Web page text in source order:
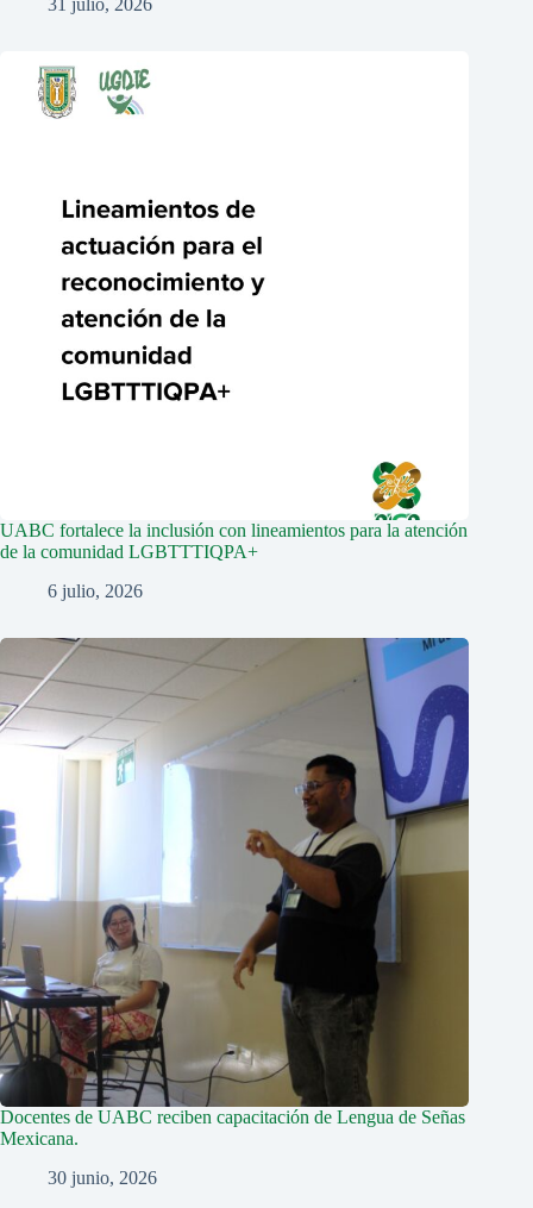
UABC fortalece la inclusión con lineamientos para la atención
de la comunidad LGBTTTIQPA+
6 julio, 2026
Docentes de UABC reciben capacitación de Lengua de Señas
Mexicana.
30 junio, 2026